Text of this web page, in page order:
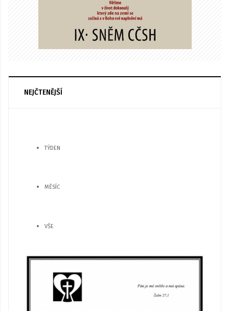
NEJČTENĚJŠÍ
TÝDEN
MĚSÍC
VŠE